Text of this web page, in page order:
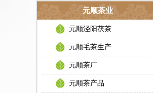
元顺茶业
元顺泾阳茯茶
元顺毛茶生产
元顺茶厂
元顺茶产品